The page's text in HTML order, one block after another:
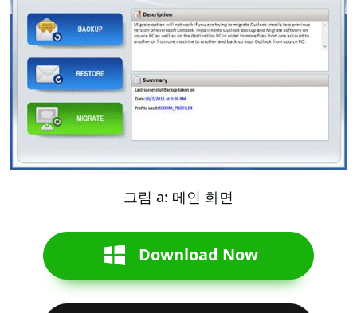
그림 a: 메인 화면
Download Now